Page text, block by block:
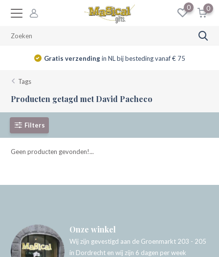
0 0
Gratis verzendingin NL bij besteding vanaf € 75
Tags
Producten getagd met David Pacheco
Filters
Geen producten gevonden!...
Onze winkel
Wij zijn gevestigd aan de Groenmarkt 203 - 205
in Dordrecht en wij zijn 6 dagen per week